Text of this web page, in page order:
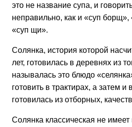
это не название супа, и
неправильно, как и «суп борщ»,
«суп щи».
Солянка, история которой
лет, готовилась в деревнях из
называлась это блюдо
готовить в трактирах, а затем и
готовилась из отборных,
Солянка классическая не